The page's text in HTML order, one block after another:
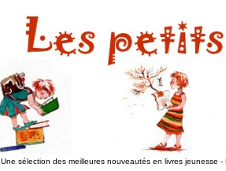
Une sélection des meilleures nouveautés en livres jeunesse -